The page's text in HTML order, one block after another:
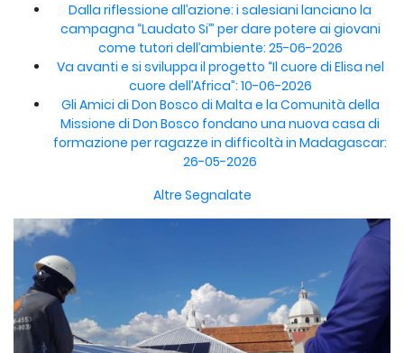
Dalla riflessione all’azione: i salesiani lanciano la
campagna “Laudato Si’” per dare potere ai giovani
come tutori dell’ambiente: 25-06-2026
Va avanti e si sviluppa il progetto “Il cuore di Elisa nel
cuore dell’Africa”: 10-06-2026
Gli Amici di Don Bosco di Malta e la Comunità della
Missione di Don Bosco fondano una nuova casa di
formazione per ragazze in difficoltà in Madagascar:
26-05-2026
Altre Segnalate